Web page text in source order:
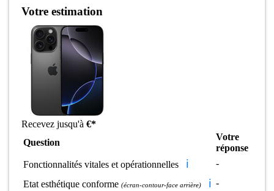
Votre estimation
Recevez jusqu'à €*
Question
Votre
réponse
Fonctionnalités vitales et opérationnelles
ℹ️
-
Etat esthétique conforme (écran-contour-face arrière) ℹ️ -